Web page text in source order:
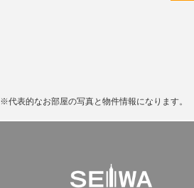
※代表的なお部屋の写真と物件情報になります。